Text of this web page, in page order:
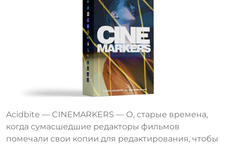
Acidbite — CINEMARKERS — О, старые времена,
когда сумасшедшие редакторы фильмов
помечали свои копии для редактирования, чтобы